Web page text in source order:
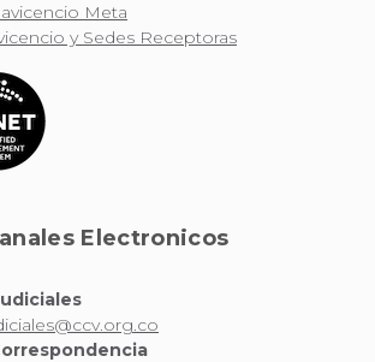
Meta
y Sedes Receptoras
Electronicos